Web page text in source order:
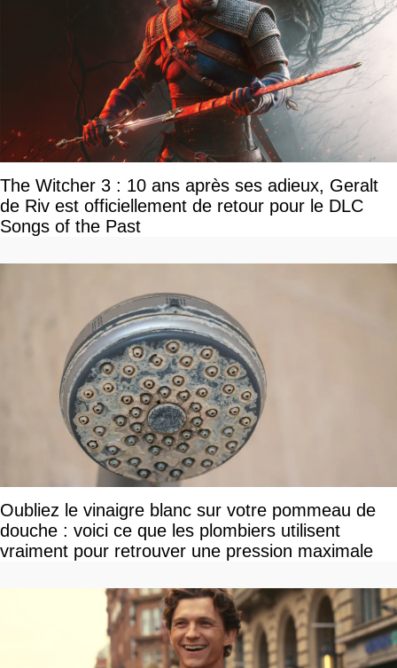
The Witcher 3 : 10 ans après ses adieux, Geralt
de Riv est officiellement de retour pour le DLC
Songs of the Past
Oubliez le vinaigre blanc sur votre pommeau de
douche : voici ce que les plombiers utilisent
vraiment pour retrouver une pression maximale